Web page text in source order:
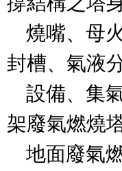
燒嘴、母
封槽、氣液
設備、集
架廢氣燃燒
地面廢氣燃